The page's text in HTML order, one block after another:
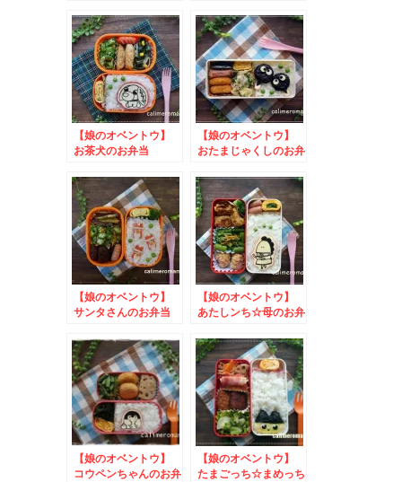
100％フルーツおいし
さ再発見キャンペーン
ーの日カレー投稿コン
テスト
【娘のオベントウ】
お茶犬のお弁当
ス投稿キャンペーン
【娘のオベントウ】
おたまじゃくしのお弁
ォトキャンペーン
2024
【娘のオベントウ】
サンタさんのお弁当
稿キャンペーン
【娘のオベントウ】
あたしンち☆母のお弁
シピコンテスト
【娘のオベントウ】
コウペンちゃんのお弁
【娘のオベントウ】
たまごっち☆まめっち